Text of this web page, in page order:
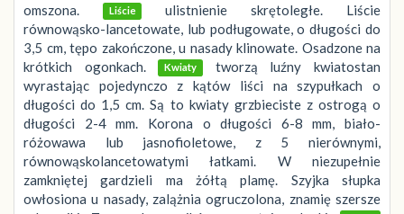
omszona.
Liście
ulistnienie skrętoległe. Liście
równowąsko-lancetowate, lub podługowate, o długości do
3,5 cm, tępo zakończone, u nasady klinowate. Osadzone na
krótkich ogonkach.
Kwiaty tworzą luźny kwiatostan
wyrastając pojedynczo z kątów liści na szypułkach o
długości do 1,5 cm. Są to kwiaty grzbieciste z ostrogą o
długości 2-4 mm. Korona o długości 6-8 mm, biało-
różowawa lub jasnofioletowe, z 5 nierównymi,
równowąskolancetowatymi łatkami. W niezupełnie
zamkniętej gardzieli ma żółtą plamę. Szyjka słupka
owłosiona u nasady, zalążnia ogruczolona, znamię szersze